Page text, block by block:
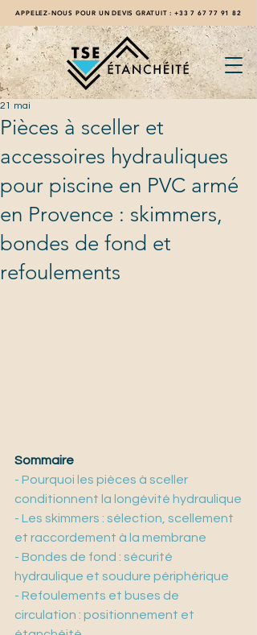
APPELEZ-NOUS POUR UN DEVIS GRATUIT : +33 7 67 77 91 82
Pièces à sceller et
accessoires hydrauliques
pour piscine en PVC armé
en Provence : skimmers,
bondes de fond et
refoulements
21 mai
Sommaire
- Pourquoi les pièces à sceller
conditionnent la longévité hydraulique
- Les skimmers : sélection, scellement
et raccordement à la membrane
- Bondes de fond : sécurité
hydraulique et soudure périphérique
- Refoulements et buses de
circulation : positionnement et